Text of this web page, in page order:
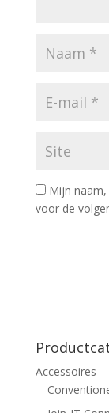
Mijn
voor de
Accessoires